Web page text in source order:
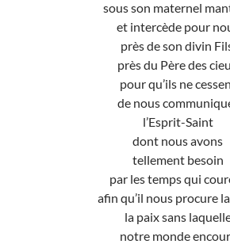
sous son maternel
et intercède pour
près de son divin
près du Père des
pour qu’ils ne
de nous
l’Esprit-Saint
dont nous avons
tellement besoin
par les temps qui
afin qu’il nous procure
la paix sans
notre monde